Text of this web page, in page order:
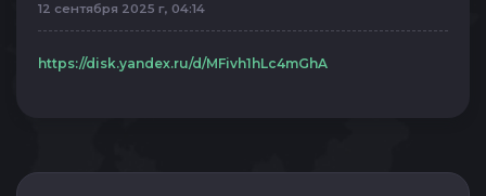
12 сентября 2025 г, 04:14
https://disk.yandex.ru/d/MFivh1hLc4mGhA